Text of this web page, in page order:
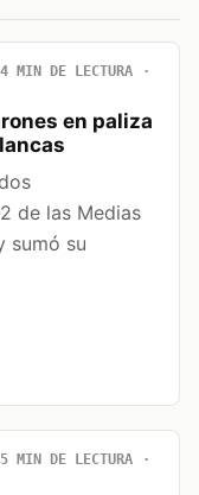
4 MIN DE LECTURA
en paliza
de las Medias
sumó su
5 MIN DE LECTURA